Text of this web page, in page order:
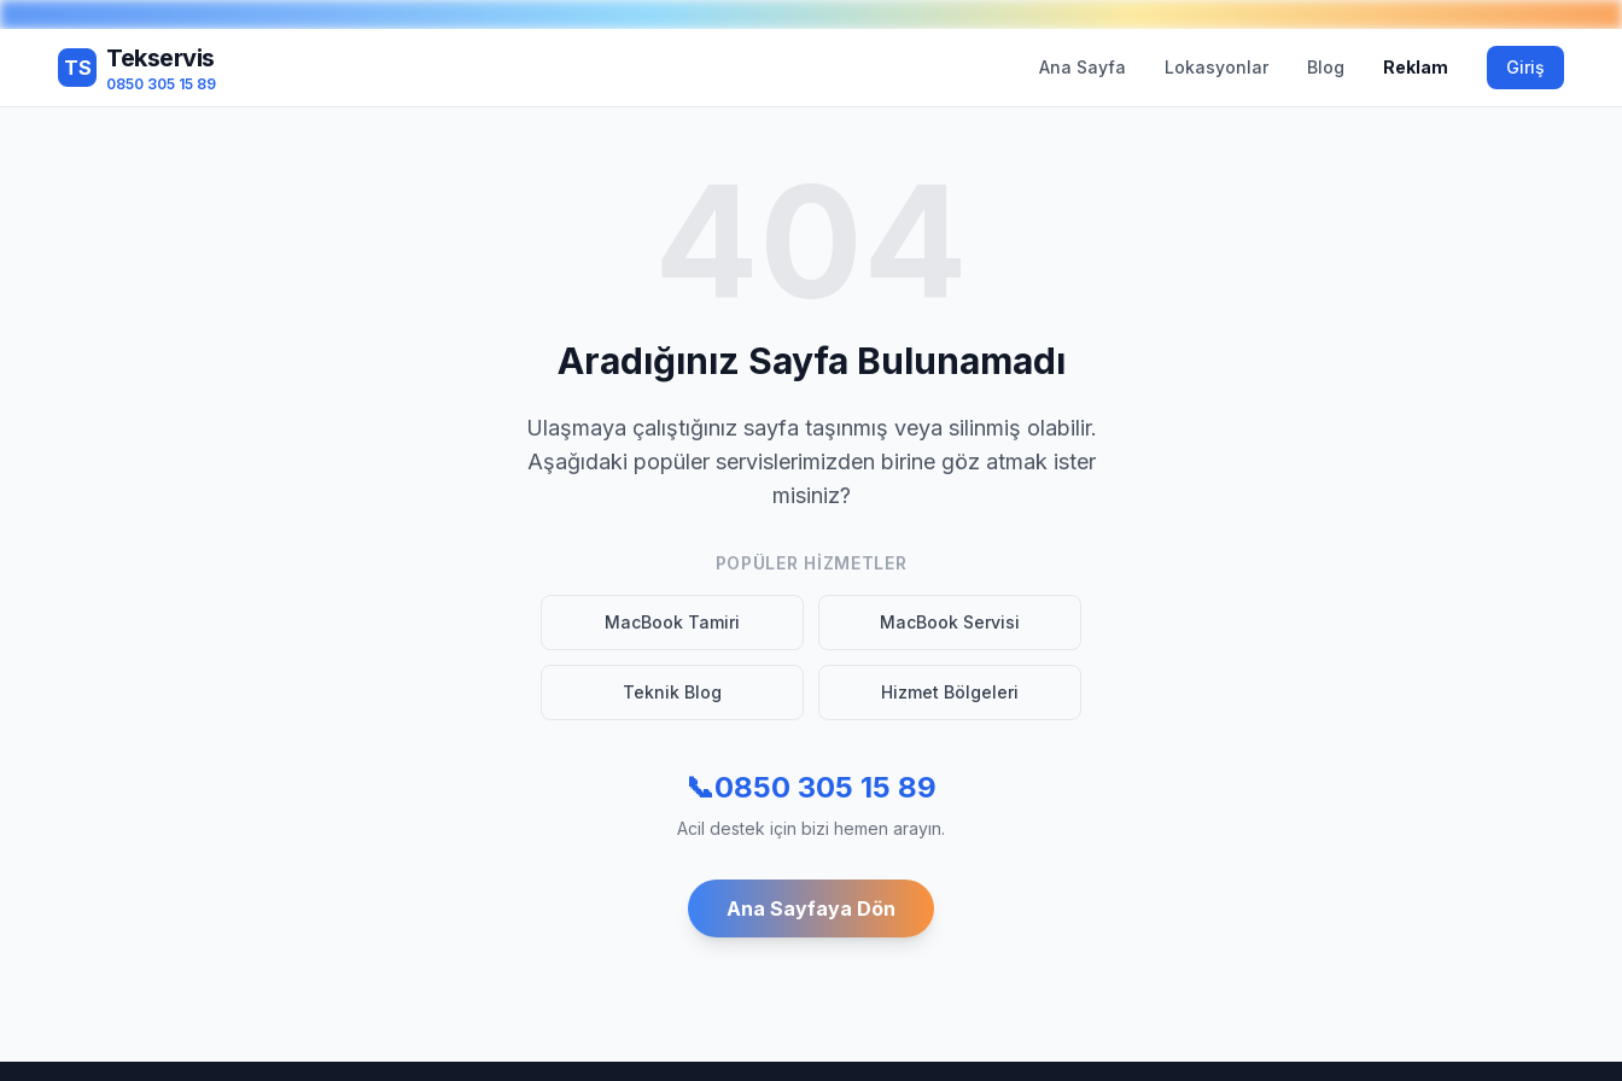
TS Tekservis
0850 305 15 89
Ana Sayfa Lokasyonlar Blog Reklam Giriş
Aradığınız Sayfa Bulunamadı
Ulaşmaya çalıştığınız sayfa taşınmış veya silinmiş olabilir.
Aşağıdaki popüler servislerimizden birine göz atmak ister
misiniz?
POPÜLER HIZMETLER
MacBook Tamiri MacBook Servisi
Teknik Blog Hizmet Bölgeleri
📞0850 305 15 89
Acil destek için bizi hemen arayın.
Ana Sayfaya Dön